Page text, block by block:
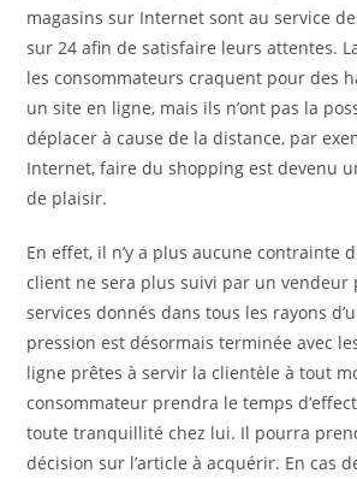
magasins sur Internet sont au service
sur 24 afin de satisfaire leurs attentes.
les consommateurs craquent pour des
un site en ligne, mais ils n’ont pas la
déplacer à cause de la distance, par
Internet, faire du shopping est devenu
de plaisir.
En effet, il n’y a plus aucune contrainte
client ne sera plus suivi par un vendeur
services donnés dans tous les rayons
pression est désormais terminée avec
ligne prêtes à servir la clientèle à tout
consommateur prendra le temps
toute tranquillité chez lui. Il pourra
décision sur l’article à acquérir. En cas